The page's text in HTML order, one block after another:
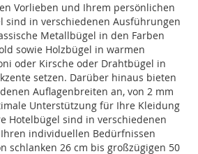
Vorlieben und Ihrem persönlichen
sind in verschiedenen Ausführungen
Metallbügel in den Farben
sowie Holzbügel in warmen
oder Kirsche oder Drahtbügel in
setzen. Darüber hinaus bieten
Auflagenbreiten an, von 2 mm
Unterstützung für Ihre Kleidung
Hotelbügel sind in verschiedenen
individuellen Bedürfnissen
schlanken 26 cm bis großzügigen 50